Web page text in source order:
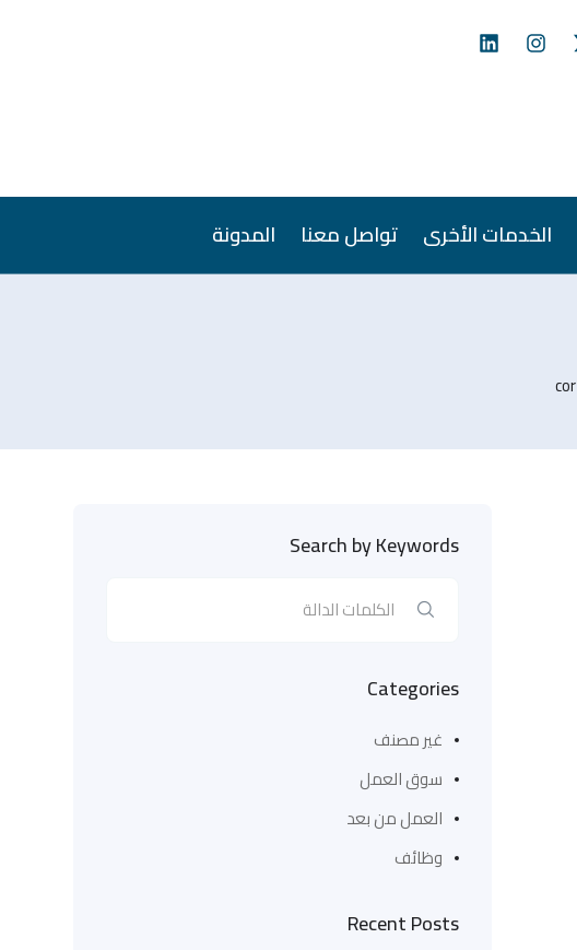
الخدمات الأخرى تواصل معنا المدونة
Search by Keywords
Categories
غير مصنف
سوق العمل
العمل من بعد
وظائف
Recent Posts